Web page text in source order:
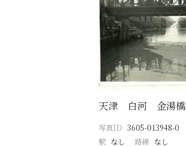
天津 白河 金湯橋
写真ID 3605-013948-0
駅 なし 路線 なし